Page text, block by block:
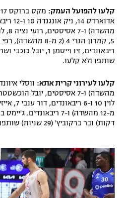
מדיניות פרטיות
תקנון פעילות ספורט 1
רשיון להקרנה פומבית לבית עסק
הצטרפות לחבילת הערוצים
לוח דרושים – ג'ובנט
תגיות
המגזין
אומנויות לחימה
גיימינג E-Sports
קלעו להפועל העמק:
שותפו ולא קלעו.
קלעו לעירוני קרית אתא:
דקות) ובר ברקוביץ' (29 שניות) שותפו ולא קלעו.